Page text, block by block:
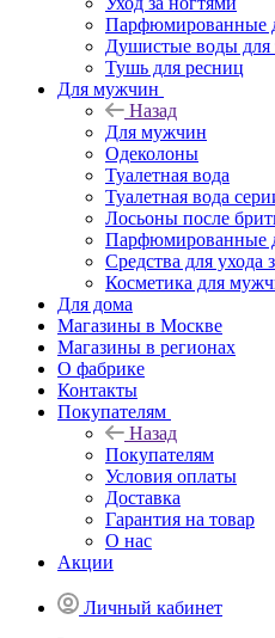
Парфюмированные
Душистые воды для
Тушь для ресниц
Для мужчин
Назад
Для мужчин
Одеколоны
Туалетная вода
Туалетная вода
Лосьоны после
Парфюмированные
Средства для ухода
Косметика для
Для дома
Магазины в Москве
Магазины в регионах
О фабрике
Контакты
Покупателям
Назад
Покупателям
Условия оплаты
Доставка
Гарантия на товар
О нас
Акции
Личный кабинет